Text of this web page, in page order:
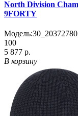
North Division
9FORTY
Модель:
100
5 877 р.
В корзину